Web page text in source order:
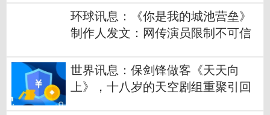
环球讯息：《你是我的城池营垒》
制作人发文：网传演员限制不可信
世界讯息：保剑锋做客《天天向
上》，十八岁的天空剧组重聚引回